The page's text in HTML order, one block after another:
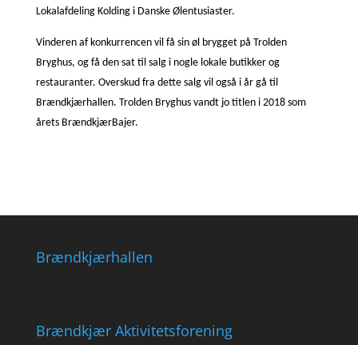
Lokalafdeling Kolding i Danske Ølentusiaster.
Vinderen af konkurrencen vil få sin øl brygget på Trolden
Bryghus, og få den sat til salg i nogle lokale butikker og
restauranter. Overskud fra dette salg vil også i år gå til
Brændkjærhallen. Trolden Bryghus vandt jo titlen i 2018 som
årets BrændkjærBajer.
Brændkjærhallen
Brændkjær Aktivitetsforening